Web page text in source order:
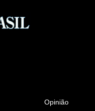
Opinião